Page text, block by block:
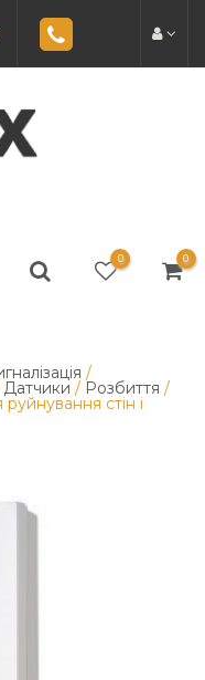
0 0
/
Датчики / Розбиття /
стін і